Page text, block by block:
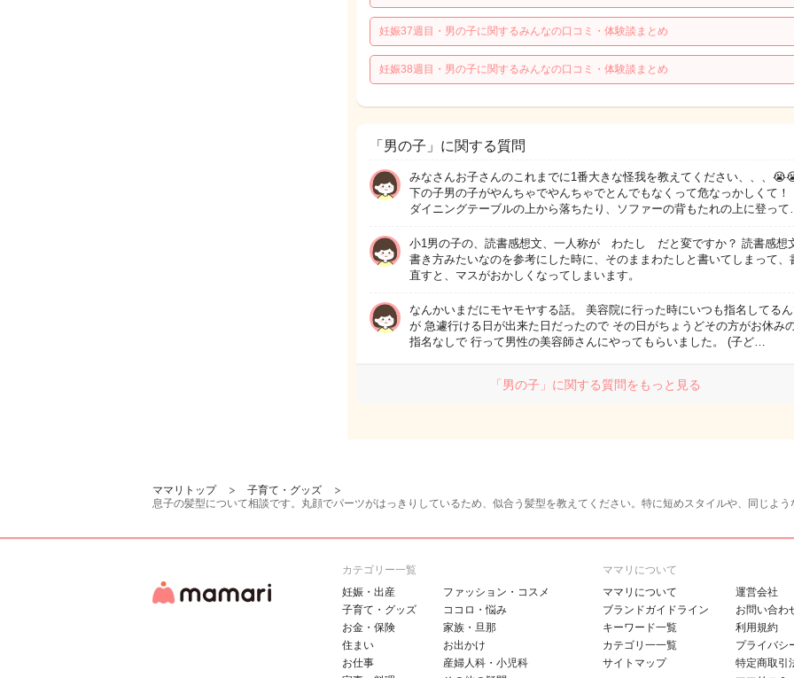
妊娠37週目・男の子に関するみんなの口コミ・体験談まとめ
妊娠38週目・男の子に関するみんなの口コミ・体験談まとめ
「男の子」に関する質問
みなさんお子さんのこれまでに1番大きな怪我を教えてください、、、
下の子男の子がやんちゃでやんちゃでとんでもなくって危なっかしくて！
ダイニングテーブルの上から落ちたり、ソファーの背もたれの上に登っ
小1男の子の、読書感想文、一人称が わたし だと変ですか？ 読書感想
書き方みたいなのを参考にした時に、そのままわたしと書いてしまって、
直すと、マスがおかしくなってしまいます。
なんかいまだにモヤモヤする話。 美容院に行った時にいつも指名してる
が 急遽行ける日が出来た日だったので その日がちょうどその方がお休み
指名なしで 行って男性の美容師さんにやってもらいました。 (子ど…
「男の子」に関する質問をもっと見る
ママリトップ
子育て・グッズ
息子の髪型について相談です。丸顔でパーツがはっきりしているため、似合う髪型を教えてください。特に短めスタイルや、同じよう
カテゴリー一覧
妊娠・出産
子育て・グッズ
お金・保険
住まい
お仕事
ファッション・コスメ
ココロ・悩み
家族・旦那
お出かけ
産婦人科・小児科
ママリについて
ママリについて
ブランドガイドライン
キーワード一覧
カテゴリ一一覧
サイトマップ
運営会社
お問い合わ
利用規約
プライバシ
特定商取引